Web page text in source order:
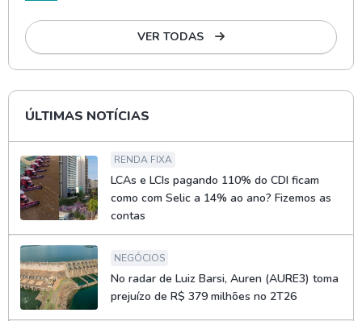
VER TODAS
ÚLTIMAS NOTÍCIAS
RENDA FIXA
LCAs e LCIs pagando 110% do CDI ficam
como com Selic a 14% ao ano? Fizemos as
contas
NEGÓCIOS
No radar de Luiz Barsi, Auren (AURE3) toma
prejuízo de R$ 379 milhões no 2T26